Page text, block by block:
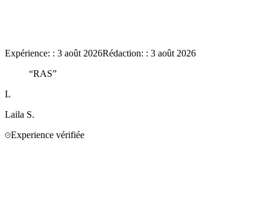
Expérience: : 3 août 2026Rédaction: : 3 août 2026
“RAS”
L
Laila S.
Experience vérifiée